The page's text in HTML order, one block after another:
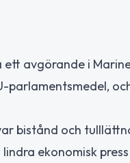
avgörande i
parlamentsmedel,
bistånd och
ekonomisk